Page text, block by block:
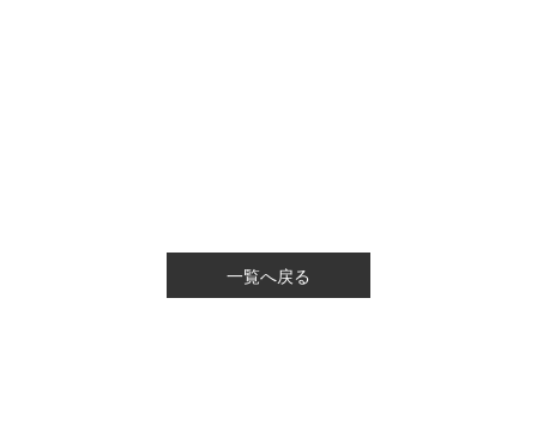
一覧へ戻る